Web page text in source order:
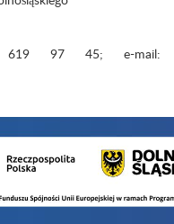
97 45; e-mail: